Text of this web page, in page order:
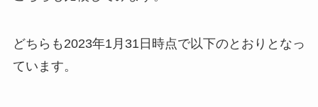
どちらも2023年1月31日時点で以下のとおりとなっ
ています。